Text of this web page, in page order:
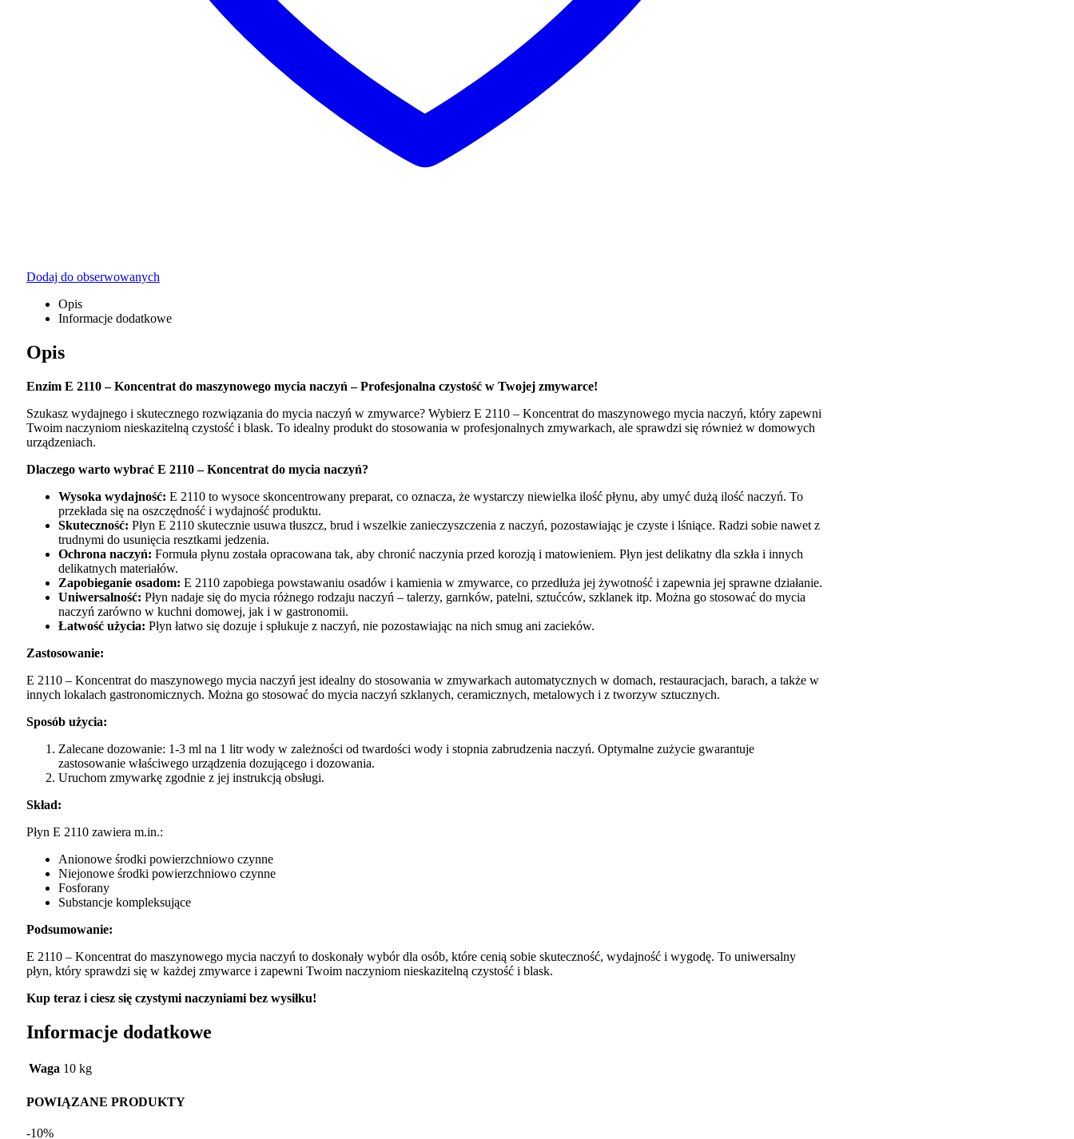
Dodaj do obserwowanych
Opis
Informacje dodatkowe
Opis
Enzim E 2110 – Koncentrat do maszynowego mycia naczyń – Profesjonalna czystość w Twojej zmywarce!
Szukasz wydajnego i skutecznego rozwiązania do mycia naczyń w zmywarce? Wybierz E 2110 – Koncentrat do maszynowego mycia naczyń, który zapewni
Twoim naczyniom nieskazitelną czystość i blask. To idealny produkt do stosowania w profesjonalnych zmywarkach, ale sprawdzi się również w domowych
urządzeniach.
Dlaczego warto wybrać E 2110 – Koncentrat do mycia naczyń?
Wysoka wydajność: E 2110 to wysoce skoncentrowany preparat, co oznacza, że wystarczy niewielka ilość płynu, aby umyć dużą ilość naczyń. To
przekłada się na oszczędność i wydajność produktu.
Skuteczność: Płyn E 2110 skutecznie usuwa tłuszcz, brud i wszelkie zanieczyszczenia z naczyń, pozostawiając je czyste i lśniące. Radzi sobie nawet z
trudnymi do usunięcia resztkami jedzenia.
Ochrona naczyń: Formuła płynu została opracowana tak, aby chronić naczynia przed korozją i matowieniem. Płyn jest delikatny dla szkła i innych
delikatnych materiałów.
Zapobieganie osadom: E 2110 zapobiega powstawaniu osadów i kamienia w zmywarce, co przedłuża jej żywotność i zapewnia jej sprawne działanie.
Uniwersalność: Płyn nadaje się do mycia różnego rodzaju naczyń – talerzy, garnków, patelni, sztućców, szklanek itp. Można go stosować do mycia
naczyń zarówno w kuchni domowej, jak i w gastronomii.
Łatwość użycia: Płyn łatwo się dozuje i spłukuje z naczyń, nie pozostawiając na nich smug ani zacieków.
Zastosowanie:
E 2110 – Koncentrat do maszynowego mycia naczyń jest idealny do stosowania w zmywarkach automatycznych w domach, restauracjach, barach, a także w
innych lokalach gastronomicznych. Można go stosować do mycia naczyń szklanych, ceramicznych, metalowych i z tworzyw sztucznych.
Sposób użycia:
Zalecane dozowanie: 1-3 ml na 1 litr wody w zależności od twardości wody i stopnia zabrudzenia naczyń. Optymalne zużycie gwarantuje
zastosowanie właściwego urządzenia dozującego i dozowania.
Uruchom zmywarkę zgodnie z jej instrukcją obsługi.
Skład:
Płyn E 2110 zawiera m.in.:
Anionowe środki powierzchniowo czynne
Niejonowe środki powierzchniowo czynne
Fosforany
Substancje kompleksujące
Podsumowanie:
E 2110 – Koncentrat do maszynowego mycia naczyń to doskonały wybór dla osób, które cenią sobie skuteczność, wydajność i wygodę. To uniwersalny
płyn, który sprawdzi się w każdej zmywarce i zapewni Twoim naczyniom nieskazitelną czystość i blask.
Kup teraz i ciesz się czystymi naczyniami bez wysiłku!
Informacje dodatkowe
Waga 10 kg
POWIĄZANE PRODUKTY
-10%